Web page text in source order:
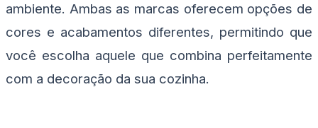
ambiente. Ambas as marcas oferecem opções de
cores e acabamentos diferentes, permitindo que
você escolha aquele que combina perfeitamente
com a decoração da sua cozinha.